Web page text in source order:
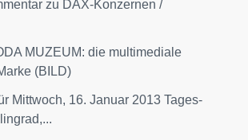
zu DAX-Konzernen /
MUZEUM: die multimediale
(BILD)
Mittwoch, 16. Januar 2013 Tages-